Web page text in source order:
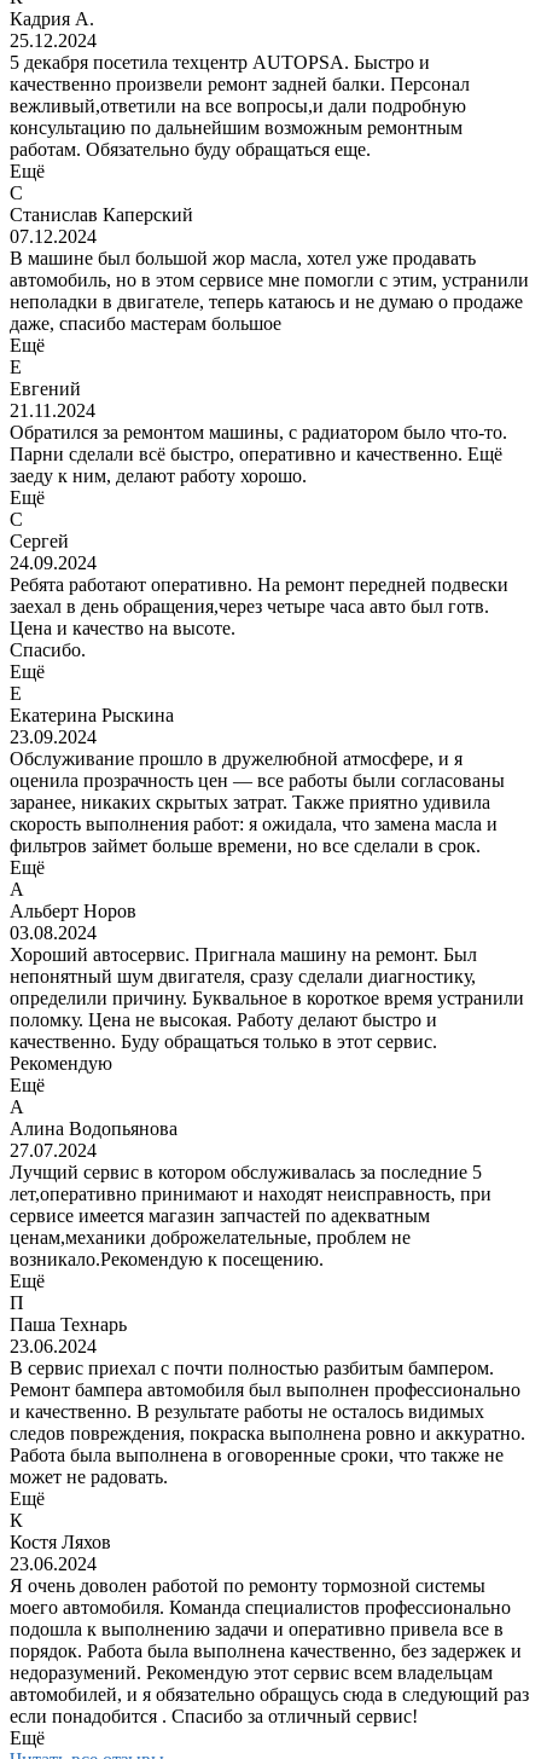
Кадрия А.
25.12.2024
5 декабря посетила техцентр AUTOPSA. Быстро и
качественно произвели ремонт задней балки. Персонал
вежливый,ответили на все вопросы,и дали подробную
консультацию по дальнейшим возможным ремонтным
работам. Обязательно буду обращаться еще.
Ещё
С
Станислав Каперский
07.12.2024
В машине был большой жор масла, хотел уже продавать
автомобиль, но в этом сервисе мне помогли с этим, устранили
неполадки в двигателе, теперь катаюсь и не думаю о продаже
даже, спасибо мастерам большое
Ещё
Е
Евгений
21.11.2024
Обратился за ремонтом машины, с радиатором было что-то.
Парни сделали всё быстро, оперативно и качественно. Ещё
заеду к ним, делают работу хорошо.
Ещё
С
Сергей
24.09.2024
Ребята работают оперативно. На ремонт передней подвески
заехал в день обращения,через четыре часа авто был готв.
Цена и качество на высоте.
Спасибо.
Ещё
Е
Екатерина Рыскина
23.09.2024
Обслуживание прошло в дружелюбной атмосфере, и я
оценила прозрачность цен — все работы были согласованы
заранее, никаких скрытых затрат. Также приятно удивила
скорость выполнения работ: я ожидала, что замена масла и
фильтров займет больше времени, но все сделали в срок.
Ещё
А
Альберт Норов
03.08.2024
Хороший автосервис. Пригнала машину на ремонт. Был
непонятный шум двигателя, сразу сделали диагностику,
определили причину. Буквальное в короткое время устранили
поломку. Цена не высокая. Работу делают быстро и
качественно. Буду обращаться только в этот сервис.
Рекомендую
Ещё
А
Алина Водопьянова
27.07.2024
Лучщий сервис в котором обслуживалась за последние 5
лет,оперативно принимают и находят неисправность, при
сервисе имеется магазин запчастей по адекватным
ценам,механики доброжелательные, проблем не
возникало.Рекомендую к посещению.
Ещё
П
Паша Технарь
23.06.2024
В сервис приехал с почти полностью разбитым бампером.
Ремонт бампера автомобиля был выполнен профессионально
и качественно. В результате работы не осталось видимых
следов повреждения, покраска выполнена ровно и аккуратно.
Работа была выполнена в оговоренные сроки, что также не
может не радовать.
Ещё
К
Костя Ляхов
23.06.2024
Я очень доволен работой по ремонту тормозной системы
моего автомобиля. Команда специалистов профессионально
подошла к выполнению задачи и оперативно привела все в
порядок. Работа была выполнена качественно, без задержек и
недоразумений. Рекомендую этот сервис всем владельцам
автомобилей, и я обязательно обращусь сюда в следующий раз
если понадобится . Спасибо за отличный сервис!
Ещё